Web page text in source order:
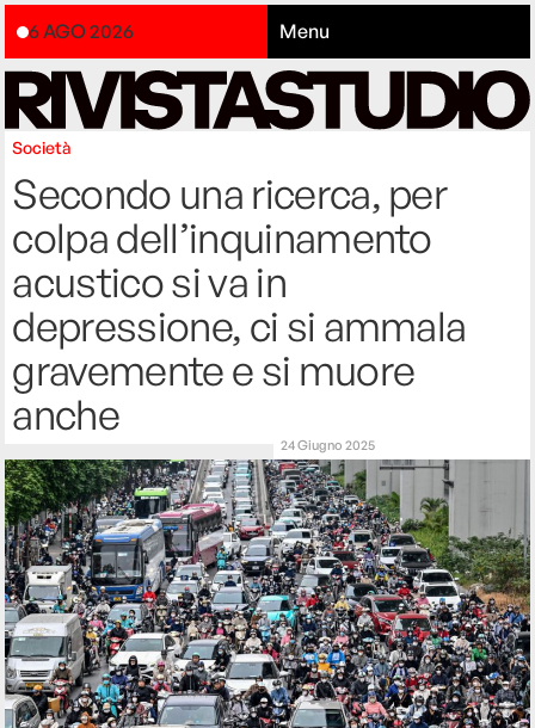
6 AGO 2026 Menu
Società
Secondo una ricerca, per
colpa dell’inquinamento
acustico si va in
depressione, ci si ammala
gravemente e si muore
anche
24 Giugno 2025